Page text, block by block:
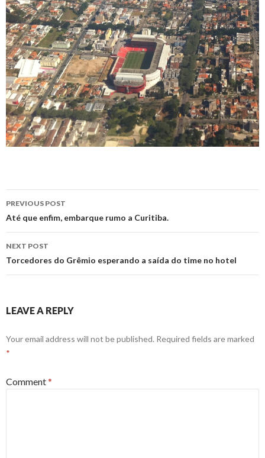
Post
navigation
PREVIOUS POST
Até que enfim, embarque rumo a Curitiba.
NEXT POST
Torcedores do Grêmio esperando a saída do time no hotel
LEAVE A REPLY
Your email address will not be published. Required fields are marked
*
Comment*